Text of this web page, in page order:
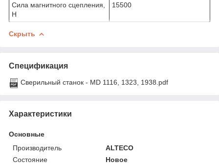
Сила магнитного сцепления,
H
15500
Скрыть
Спецификация
Сверильный станок - MD 1116, 1323, 1938.pdf
Характеристики
Основные
Производитель
ALTECO
Состояние
Новое